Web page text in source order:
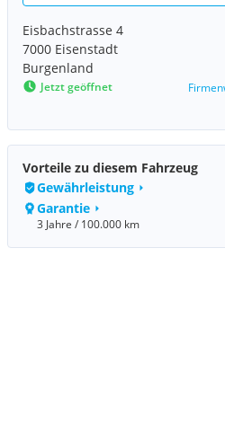
Eisbachstrasse 4
7000 Eisenstadt
Burgenland
Jetzt geöffnet
Vorteile zu diesem Fahrzeug
Gewährleistung
Garantie
3 Jahre / 100.000 km